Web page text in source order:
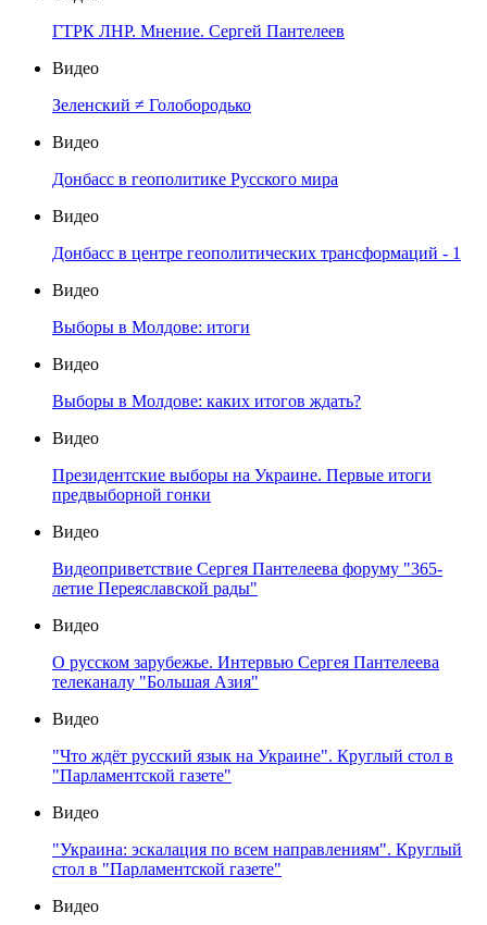
ГТРК ЛНР. Мнение. Сергей Пантелеев
Видео
Зеленский ≠ Голобородько
Видео
Донбасс в геополитике Русского мира
Видео
Донбасс в центре геополитических трансформаций - 1
Видео
Выборы в Молдове: итоги
Видео
Выборы в Молдове: каких итогов ждать?
Видео
Президентские выборы на Украине. Первые итоги
предвыборной гонки
Видео
Видеоприветствие Сергея Пантелеева форуму "365-
летие Переяславской рады"
Видео
О русском зарубежье. Интервью Сергея Пантелеева
телеканалу "Большая Азия"
Видео
"Что ждёт русский язык на Украине". Круглый стол в
"Парламентской газете"
Видео
"Украина: эскалация по всем направлениям". Круглый
стол в "Парламентской газете"
Видео